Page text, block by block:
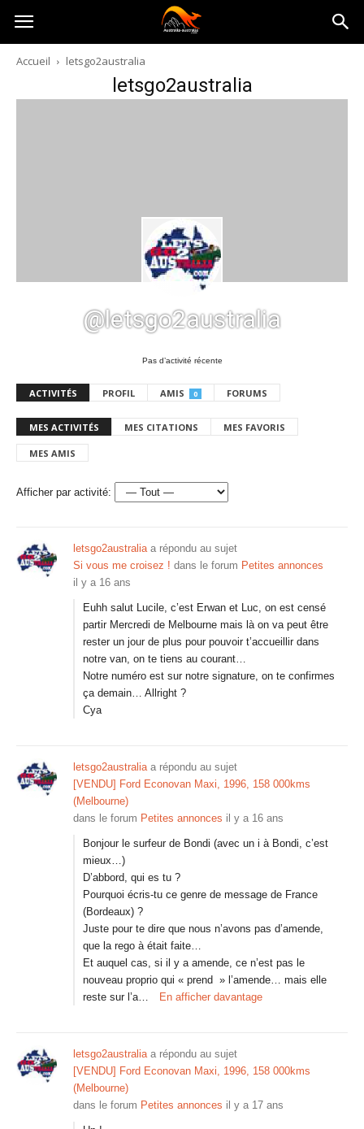
Australia-
australie.com
Accueil letsgo2australia
letsgo2australia
@letsgo2australia
Pas d’activité récente
ACTIVITÉS PROFIL AMIS 0 FORUMS
MES ACTIVITÉS MES CITATIONS MES FAVORIS
MES AMIS
Afficher par activité:
letsgo2australiaa répondu au sujet
Si vous me croisez ! dans le forum Petites annonces
il y a 16 ans
Euhh salut Lucile, c’est Erwan et Luc, on est censé
partir Mercredi de Melbourne mais là on va peut être
rester un jour de plus pour pouvoir t’accueillir dans
notre van, on te tiens au courant…
Notre numéro est sur notre signature, on te confirmes
ça demain… Allright ?
Cya
letsgo2australiaa répondu au sujet
[VENDU] Ford Econovan Maxi, 1996, 158 000kms
(Melbourne)
dans le forum Petites annonces il y a 16 ans
Bonjour le surfeur de Bondi (avec un i à Bondi, c’est
mieux…)
D’abbord, qui es tu ?
Pourquoi écris-tu ce genre de message de France
(Bordeaux) ?
Juste pour te dire que nous n’avons pas d’amende,
que la rego à était faite…
Et auquel cas, si il y a amende, ce n’est pas le
nouveau proprio qui « prend » l’amende… mais elle
reste sur l’a…
En afficher davantage
letsgo2australiaa répondu au sujet
[VENDU] Ford Econovan Maxi, 1996, 158 000kms
(Melbourne)
dans le forum Petites annonces il y a 17 ans